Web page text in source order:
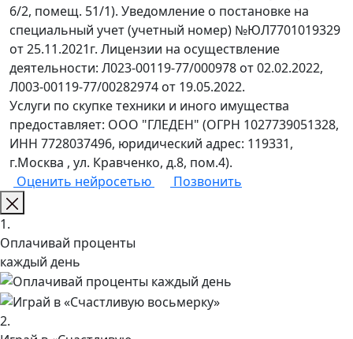
6/2, помещ. 51/1). Уведомление о постановке на
специальный учет (учетный номер) №ЮЛ7701019329
от 25.11.2021г. Лицензии на осуществление
деятельности: Л023-00119-77/000978 от 02.02.2022,
Л003-00119-77/00282974 от 19.05.2022.
Услуги по скупке техники и иного имущества
предоставляет: ООО "ГЛЕДЕН" (ОГРН 1027739051328,
ИНН 7728037496, юридический адрес: 119331,
г.Москва , ул. Кравченко, д.8, пом.4).
Оценить нейросетью
Позвонить
1.
Оплачивай проценты
каждый день
2.